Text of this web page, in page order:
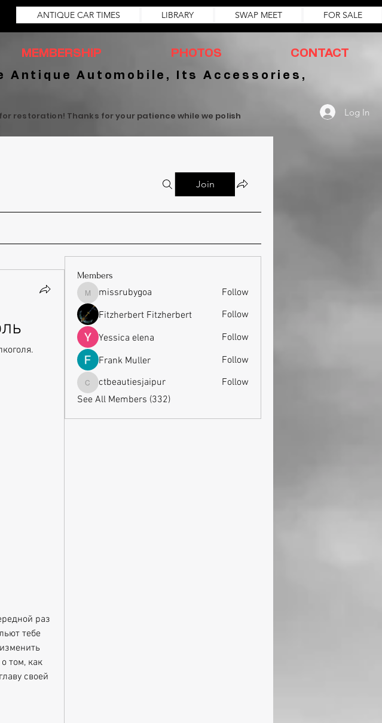
ANTIQUE CAR TIMES LIBRARY SWAP MEET FOR SALE
MEMBERSHIP PHOTOS CONTACT
Automobile, Its Accessories,
restoration! Thanks for your patience while we polish
Log In
Join
раз
тебе
том, как
своей
Members
missrubygoa
missrubygoa
Follow
Fitzherbert Fitzherbert
Follow
Yessica elena
Follow
Frank Muller
Follow
ctbeautiesjaipur
ctbeautiesjaipur
Follow
See All Members (332)